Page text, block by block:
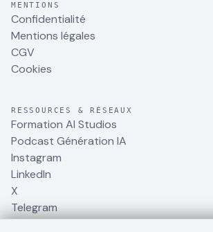
MENTIONS
Confidentialité
Mentions légales
CGV
Cookies
RESSOURCES & RÉSEAUX
Formation AI Studios
Podcast Génération IA
Instagram
LinkedIn
X
Telegram